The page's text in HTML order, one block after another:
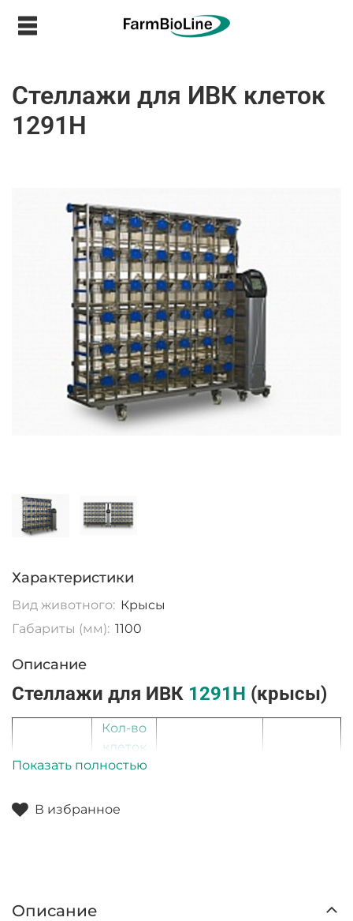
Стеллажи для ИВК клеток
1291H
В избранное
Характеристики
Вид животного: Крысы
Габариты (мм): 1100
Описание
Стеллажи для ИВК 1291H (крысы)
Кол-во
клеток
на
HN24
Показать полностью
Описание